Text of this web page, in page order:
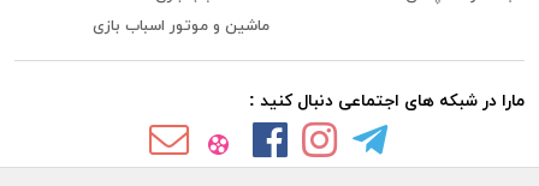
ماشین و موتور اسباب بازی
مارا در شبکه های اجتماعی دنبال کنید :